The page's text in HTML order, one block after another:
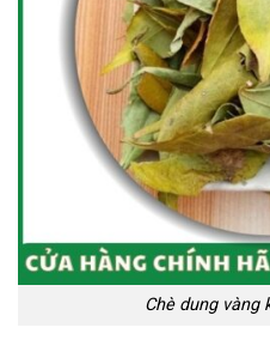
Chè dung vàng